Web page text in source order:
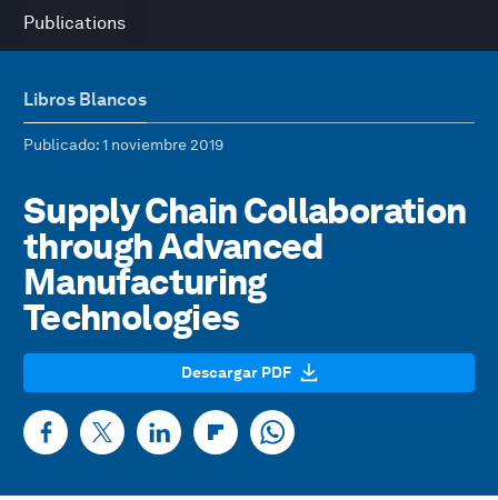
Publications
Libros Blancos
Publicado: 1 noviembre 2019
Supply Chain Collaboration
through Advanced
Manufacturing
Technologies
Descargar PDF